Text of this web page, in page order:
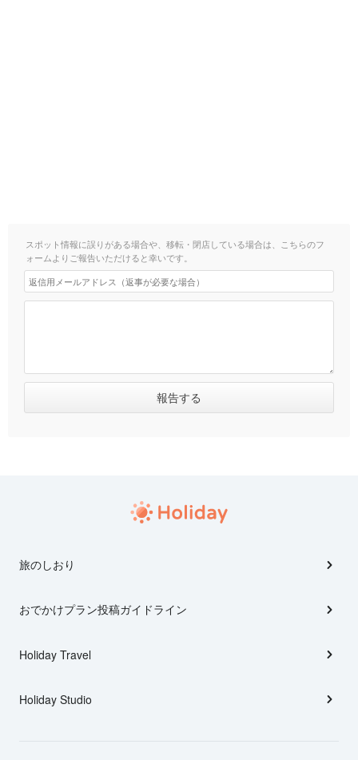
スポット情報に誤りがある場合や、移転・閉店している場合は、こちらのフ
ォームよりご報告いただけると幸いです。
旅のしおり
おでかけプラン投稿ガイドライン
Holiday Travel
Holiday Studio